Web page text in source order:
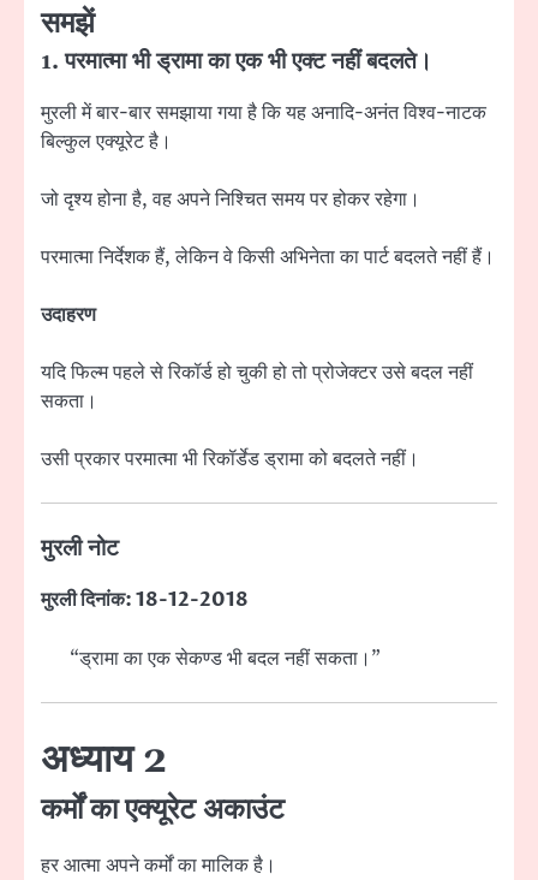
समझें
1. परमात्मा भी ड्रामा का एक भी एक्ट नहीं बदलते।
मुरली में बार-बार समझाया गया है कि यह अनादि-अनंत विश्व-नाटक
बिल्कुल एक्यूरेट है।
जो दृश्य होना है, वह अपने निश्चित समय पर होकर रहेगा।
परमात्मा निर्देशक हैं, लेकिन वे किसी अभिनेता का पार्ट बदलते नहीं हैं।
उदाहरण
यदि फिल्म पहले से रिकॉर्ड हो चुकी हो तो प्रोजेक्टर उसे बदल नहीं
सकता।
उसी प्रकार परमात्मा भी रिकॉर्डेड ड्रामा को बदलते नहीं।
मुरली नोट
मुरली दिनांक: 18-12-2018
“ड्रामा का एक सेकण्ड भी बदल नहीं सकता।”
अध्याय 2
कर्मों का एक्यूरेट अकाउंट
हर आत्मा अपने कर्मों का मालिक है।